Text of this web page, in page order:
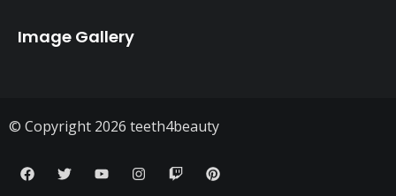
Image Gallery
© Copyright 2026 teeth4beauty